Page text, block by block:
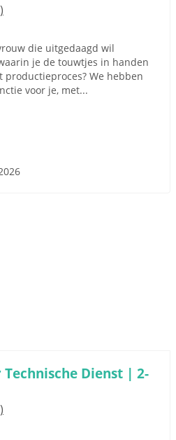
die uitgedaagd wil
je de touwtjes in handen
productieproces? We hebben
voor je, met...
Dienst | 2-